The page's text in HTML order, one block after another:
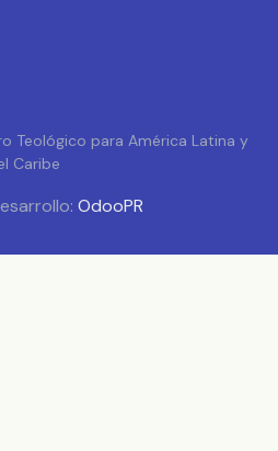
Teológico para América Latina y
Caribe
OdooPR